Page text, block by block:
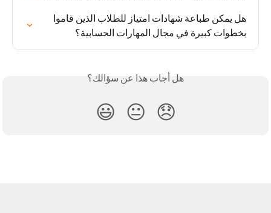
هل يمكن طباعة شهادات امتياز للطلاب الذين قاموا
بخطوات كبيرة في مجال المهارات الحسابية؟
هل أجاب هذا عن سؤالك؟
😞
😐
😃